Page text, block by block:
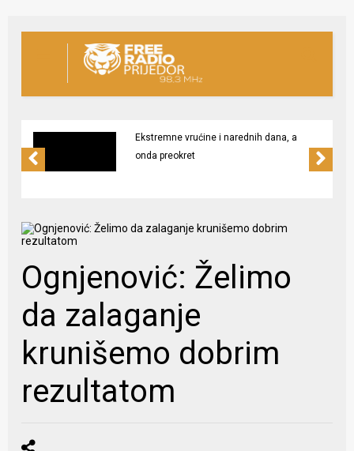
Ekstremne vrućine i narednih dana, a
onda preokret
Ognjenović: Želimo
da zalaganje
krunišemo dobrim
rezultatom